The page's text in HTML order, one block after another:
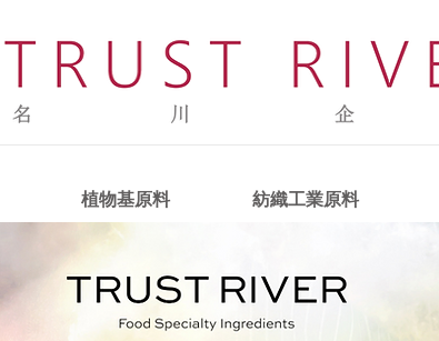
植物基原料 紡織工業原料